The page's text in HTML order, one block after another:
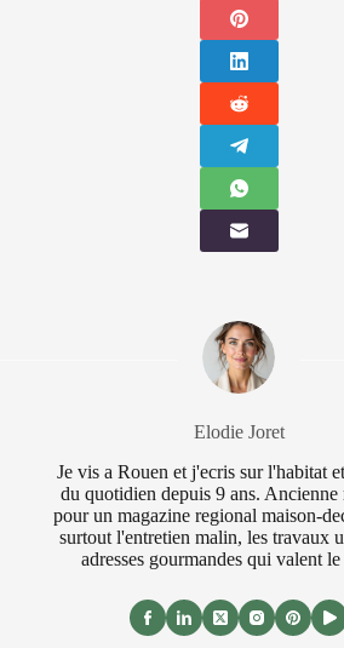
Elodie Joret
Je vis a Rouen et j'ecris sur l'habitat
du quotidien depuis 9 ans. Ancienne
pour un magazine regional maison-
surtout l'entretien malin, les travaux
adresses gourmandes qui valent le